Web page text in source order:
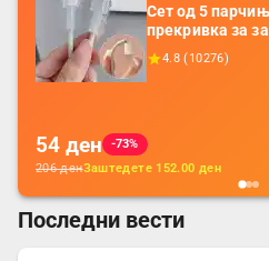
Сет од 5
прекривка за
додатоци за
батерија, за
4.8 (10276)
54 ден
-73%
206денЗаштедете 152.00 ден
Последни вести